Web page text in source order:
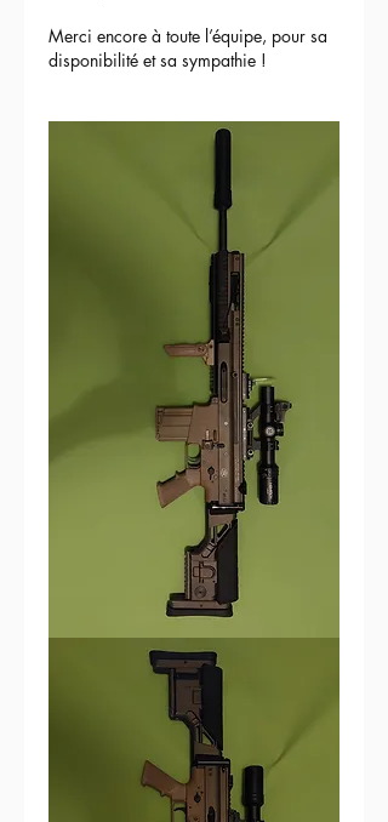
Merci encore à toute l’équipe, pour sa
disponibilité et sa sympathie !